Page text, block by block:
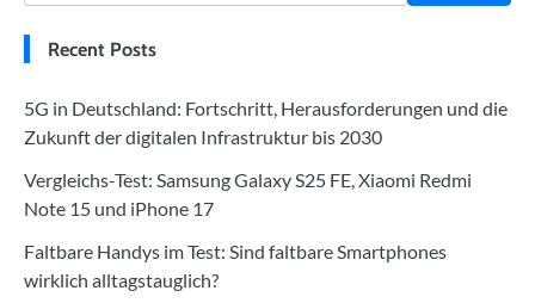
Recent Posts
5G in Deutschland: Fortschritt, Herausforderungen und die
Zukunft der digitalen Infrastruktur bis 2030
Vergleichs-Test: Samsung Galaxy S25 FE, Xiaomi Redmi
Note 15 und iPhone 17
Faltbare Handys im Test: Sind faltbare Smartphones
wirklich alltagstauglich?